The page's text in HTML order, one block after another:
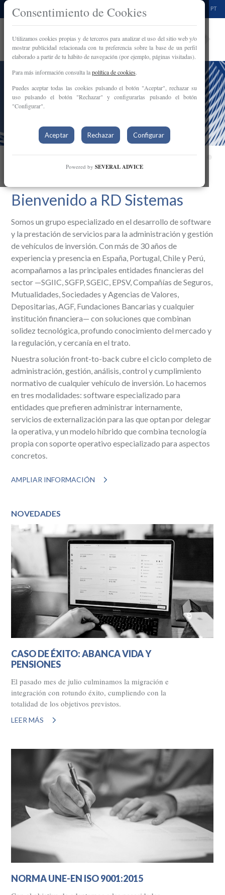
PT
EXIBO
Externalización
Integral de
Backoffice
••••
Bienvenido a RD Sistemas
Somos un grupo especializado en el desarrollo de software
y la prestación de servicios para la administración y gestión
de vehículos de inversión. Con más de 30 años de
experiencia y presencia en España, Portugal, Chile y Perú,
acompañamos a las principales entidades financieras del
sector —SGIIC, SGFP, SGEIC, EPSV, Compañías de Seguros,
Mutualidades, Sociedades y Agencias de Valores,
Depositarias, AGF, Fundaciones Bancarias y cualquier
institución financiera— con soluciones que combinan
solidez tecnológica, profundo conocimiento del mercado y
la regulación, y cercanía en el trato.
Nuestra solución front-to-back cubre el ciclo completo de
administración, gestión, análisis, control y cumplimiento
normativo de cualquier vehículo de inversión. Lo hacemos
en tres modalidades: software especializado para
entidades que prefieren administrar internamente,
servicios de externalización para las que optan por delegar
la operativa, y un modelo híbrido que combina tecnología
propia con soporte operativo especializado para aspectos
concretos.
AMPLIAR INFORMACIÓN
NOVEDADES
CASO DE ÉXITO: ABANCA VIDA Y
PENSIONES
El pasado mes de julio culminamos la migración e
integración con rotundo éxito, cumpliendo con la
totalidad de los objetivos previstos.
LEER MÁS
NORMA UNE-EN ISO 9001:2015
Consentimiento de Cookies
Utilizamos cookies propias y de terceros para analizar el uso del sitio web y/o
mostrar publicidad relacionada con tu preferencia sobre la base de un perfil
elaborado a partir de tu hábito de navegación (por ejemplo, páginas visitadas).
Para más información consulta lapolítica de cookies.
Puedes aceptar todas las cookies pulsando el botón "Aceptar", rechazar su
uso pulsando el botón "Rechazar" y configurarlas pulsando el botón
"Configurar".
Aceptar Rechazar Configurar
Powered by SEVERAL ADVICE